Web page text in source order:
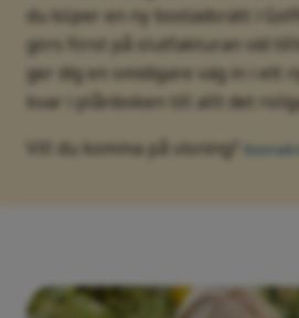
du köper en ny bostadsrätt i
görs först på slutfakturan vid
ger dig en smidigare väg in i ett
kvar i plånboken till allt det
Vill du komma på visning?